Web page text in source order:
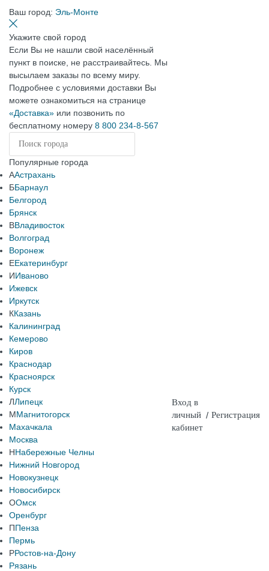
Ваш город: Эль-Монте
Укажите свой город
Если Вы не нашли свой населённый
пункт в поиске, не расстраивайтесь. Мы
высылаем заказы по всему миру.
Подробнее с условиями доставки Вы
можете ознакомиться на странице
«Доставка» или позвонить по
бесплатному номеру 8 800 234-8-567
Популярные города
ААстрахань
ББарнаул
Белгород
Брянск
ВВладивосток
Волгоград
Воронеж
ЕЕкатеринбург
ИИваново
Ижевск
Иркутск
ККазань
Калининград
Кемерово
Киров
Краснодар
Красноярск
Курск
ЛЛипецк
ММагнитогорск
Махачкала
Москва
ННабережные Челны
Нижний Новгород
Новокузнецк
Новосибирск
ООмск
Оренбург
ППенза
Пермь
РРостов-на-Дону
Рязань
Вход в
личный
кабинет
/ Регистрация